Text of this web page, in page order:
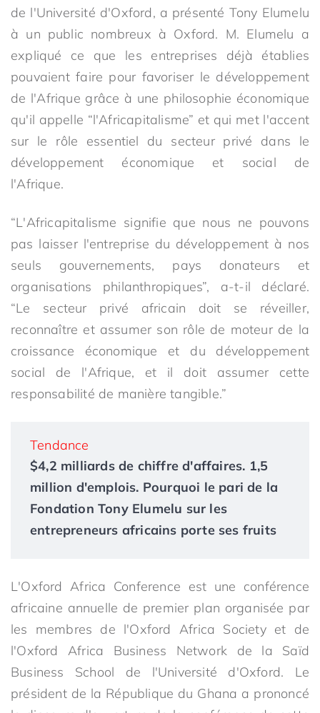
de l'Université d'Oxford, a présenté Tony Elumelu
à un public nombreux à Oxford. M. Elumelu a
expliqué ce que les entreprises déjà établies
pouvaient faire pour favoriser le développement
de l'Afrique grâce à une philosophie économique
qu'il appelle “l'Africapitalisme” et qui met l'accent
sur le rôle essentiel du secteur privé dans le
développement économique et social de
l'Afrique.
“L'Africapitalisme signifie que nous ne pouvons
pas laisser l'entreprise du développement à nos
seuls gouvernements, pays donateurs et
organisations philanthropiques”, a-t-il déclaré.
“Le secteur privé africain doit se réveiller,
reconnaître et assumer son rôle de moteur de la
croissance économique et du développement
social de l'Afrique, et il doit assumer cette
responsabilité de manière tangible.”
Tendance
$4,2 milliards de chiffre d'affaires. 1,5
million d'emplois. Pourquoi le pari de la
Fondation Tony Elumelu sur les
entrepreneurs africains porte ses fruits
L'Oxford Africa Conference est une conférence
africaine annuelle de premier plan organisée par
les membres de l'Oxford Africa Society et de
l'Oxford Africa Business Network de la Saïd
Business School de l'Université d'Oxford. Le
président de la République du Ghana a prononcé